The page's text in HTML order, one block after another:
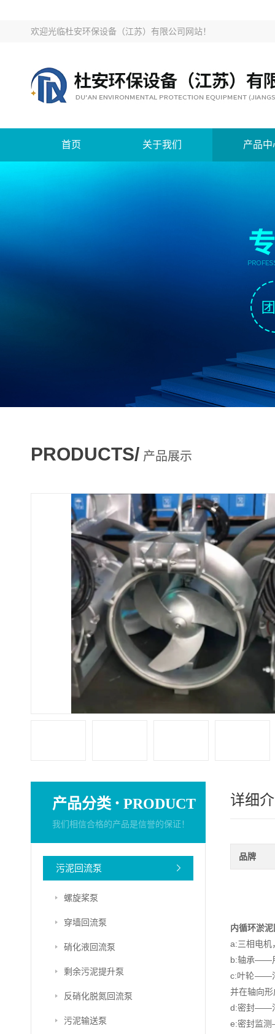
欢迎光临杜安环保设备（江苏）有限公司网站！
首页 关于我们 产品中
PRODUCTS/ 产品展示
产品分类 · PRODUCT
我们相信合格的产品是信誉的保证！
污泥回流泵
螺旋桨泵
穿墙回流泵
硝化液回流泵
剩余污泥提升泵
反硝化脱氮回流泵
污泥输送泵
详细
品牌
内循环淤
a:三相电机
b:轴承——
c:叶轮——
并在轴向
d:密封——
e:密封监测